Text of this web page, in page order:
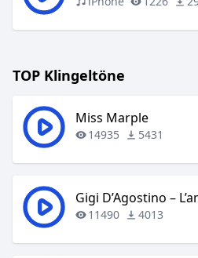
TOP Klingeltöne
Miss Marple
14935 5431
Gigi D’Agostino –
11490 4013